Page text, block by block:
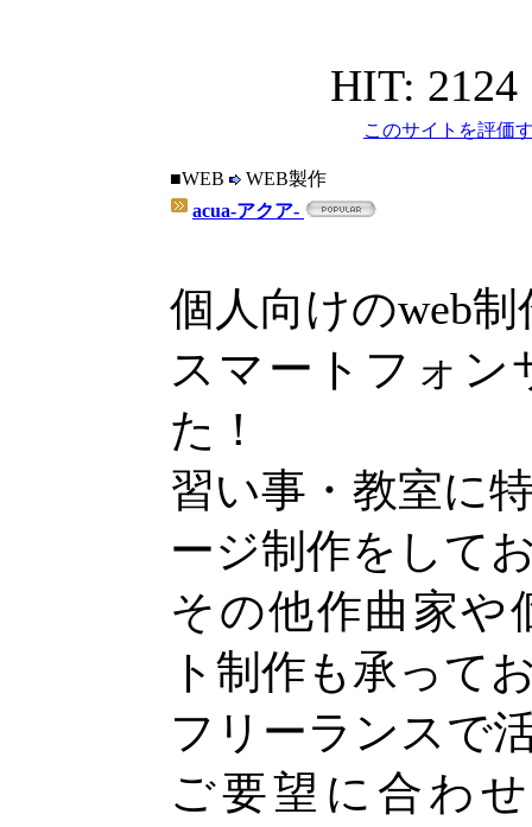
HIT: 2124
このサイトを評価
■WEB
WEB製作
acua-アクア-
個人向けのweb
スマートフォン
た！
習い事・教室に
ージ制作をして
その他作曲家や
ト制作も承って
フリーランスで
ご要望に合わ